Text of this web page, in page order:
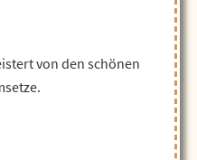
von den schönen